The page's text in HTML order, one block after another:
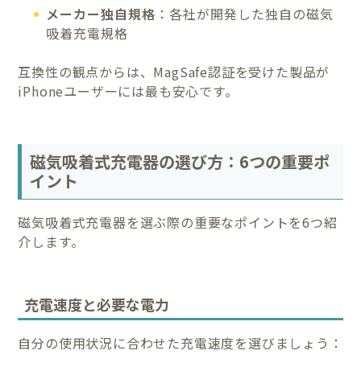
メーカー独自規格 ：各社が開発した独自の磁気
吸着充電規格
互換性の観点からは、MagSafe認証を受けた製品が
iPhoneユーザーには最も安心です。
磁気吸着式充電器の選び方：6つの重要ポ
イント
磁気吸着式充電器を選ぶ際の重要なポイントを6つ紹
介します。
充電速度と必要な電力
自分の使用状況に合わせた充電速度を選びましょう：